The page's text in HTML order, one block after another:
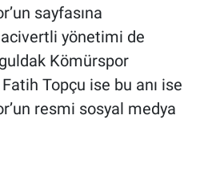
sayfasına
yönetimi de
Kömürspor
Topçu ise bu anı ise
resmi sosyal medya